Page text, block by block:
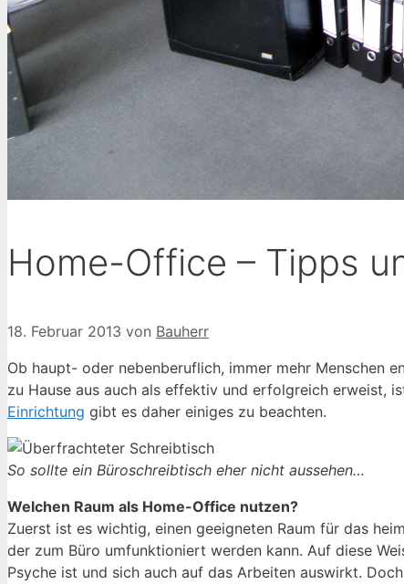
Home-Office – Tipps
18. Februar 2013 von Bauherr
Ob haupt- oder nebenberuflich, immer mehr Menschen
zu Hause aus auch als effektiv und erfolgreich erweist,
Einrichtung gibt es daher einiges zu beachten.
So sollte ein Büroschreibtisch eher nicht aussehen…
Welchen Raum als Home-Office nutzen?
Zuerst ist es wichtig, einen geeigneten Raum für das
der zum Büro umfunktioniert werden kann. Auf diese
Psyche ist und sich auch auf das Arbeiten auswirkt.